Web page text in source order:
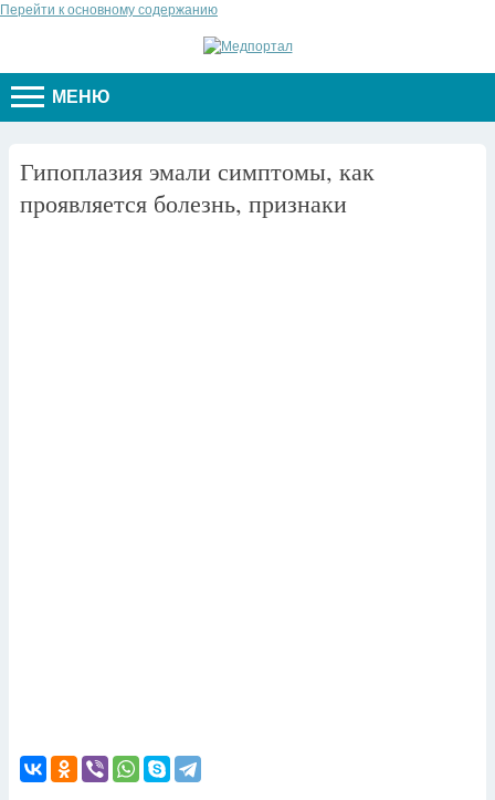
Перейти к основному содержанию
МЕНЮ
Гипоплазия эмали симптомы, как
проявляется болезнь, признаки